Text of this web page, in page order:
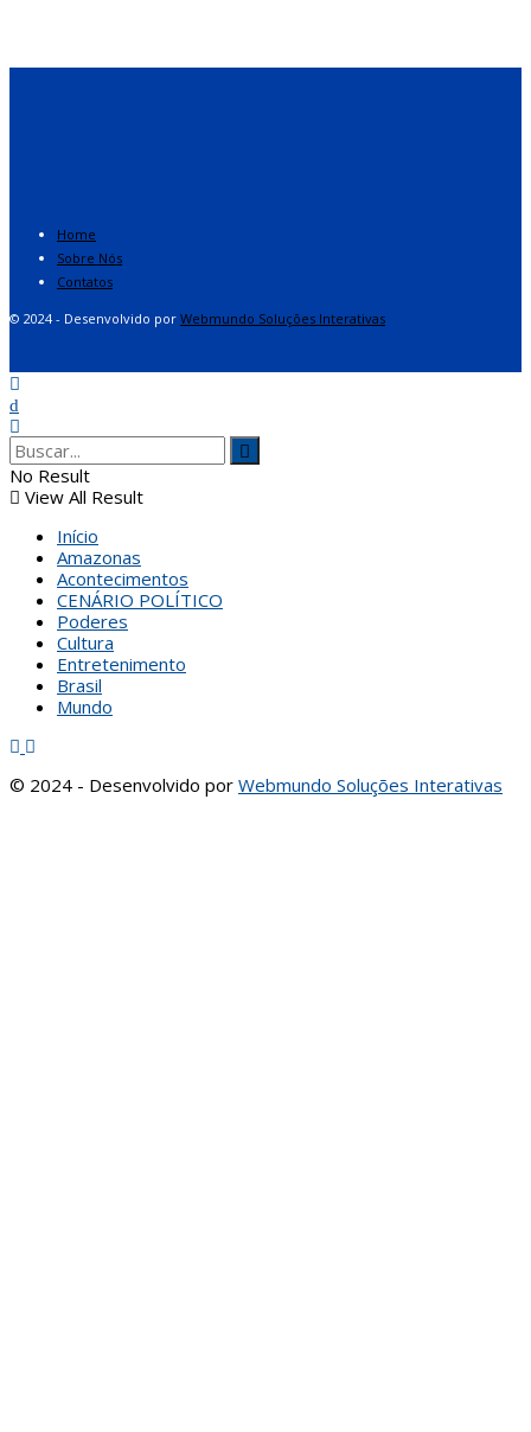
Home
Sobre Nós
Contatos
© 2024 - Desenvolvido por Webmundo Soluções Interativas
No Result
View All Result
Início
Amazonas
Acontecimentos
CENÁRIO POLÍTICO
Poderes
Cultura
Entretenimento
Brasil
Mundo
© 2024 - Desenvolvido por Webmundo Soluções Interativas